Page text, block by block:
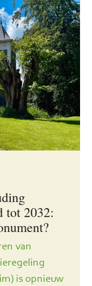
tot 2032:
van
is opnieuw